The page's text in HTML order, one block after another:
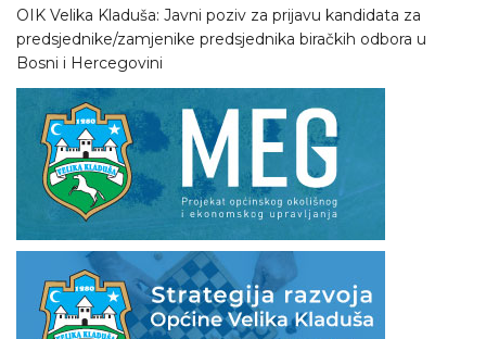
OIK Velika Kladuša: Javni poziv za prijavu kandidata za
predsjednike/zamjenike predsjednika biračkih odbora u
Bosni i Hercegovini